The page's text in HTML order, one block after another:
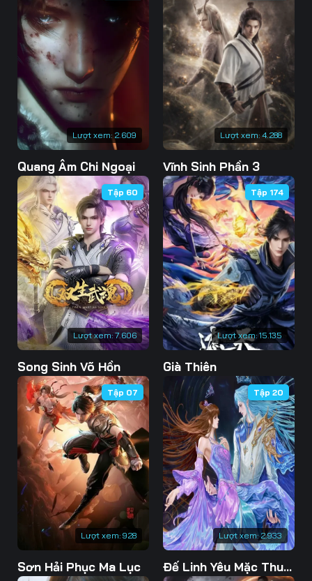
49 51
52 54
55 57
58 60
61 63
64 66
67 68 69
70 71 72
73 75
76 77 78
79 80 81
82 83 84
85 86 87
88 89 90
91 92 93
94 95 96
97 98 99
100 102
103 105
Lượt xem: 2.609
Quang Âm Chi Ngoại
Lượt xem: 4.288
Vĩnh Sinh Phần 3
Lượt xem: 7.606
Tập 60
Song Sinh Võ Hồn
Lượt xem: 15.135
Tập 174
Già Thiên
Lượt xem: 928
Tập 07
Sơn Hải Phục Ma Lục
Lượt xem:2.933
Tập 20
Đế Linh Yêu Mặc Thuỷ Linh Lung